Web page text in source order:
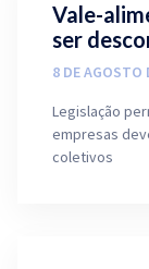
Vale-
ser
8 DE AGOSTO
Legislação
empresas
coletivos